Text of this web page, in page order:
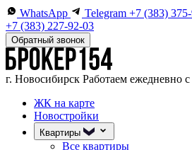
WhatsApp Telegram +7 (383)
+7 (383) 227-92-03
Обратный звонок
г. Новосибирск Работаем ежедневно
ЖК на карте
Новостройки
Квартиры
Все квартиры